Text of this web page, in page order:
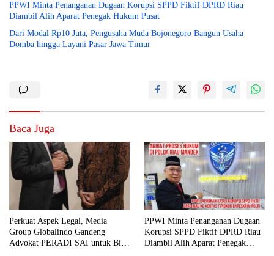
PPWI Minta Penanganan Dugaan Korupsi SPPD Fiktif DPRD Riau
Diambil Alih Aparat Penegak Hukum Pusat
Dari Modal Rp10 Juta, Pengusaha Muda Bojonegoro Bangun Usaha
Domba hingga Layani Pasar Jawa Timur
Baca Juga
Perkuat Aspek Legal, Media
Group Globalindo Gandeng
Advokat PERADI SAI untuk Biro
PPWI Minta Penanganan Dugaan
Korupsi SPPD Fiktif DPRD Riau
Diambil Alih Aparat Penegak